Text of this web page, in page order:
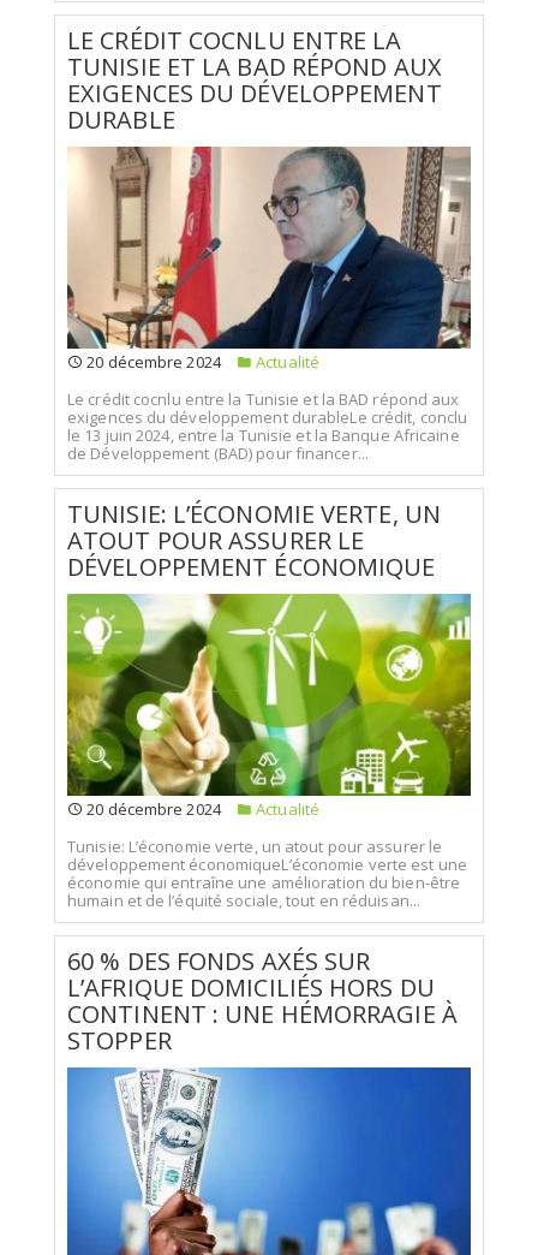
LE CRÉDIT COCNLU ENTRE LA
TUNISIE ET LA BAD RÉPOND AUX
EXIGENCES DU DÉVELOPPEMENT
DURABLE
20 décembre 2024
Actualité
Le crédit cocnlu entre la Tunisie et la BAD répond aux
exigences du développement durableLe crédit, conclu
le 13 juin 2024, entre la Tunisie et la Banque Africaine
de Développement (BAD) pour financer...
TUNISIE: L’ÉCONOMIE VERTE, UN
ATOUT POUR ASSURER LE
DÉVELOPPEMENT ÉCONOMIQUE
20 décembre 2024
Actualité
Tunisie: L’économie verte, un atout pour assurer le
développement économiqueL’économie verte est une
économie qui entraîne une amélioration du bien-être
humain et de l’équité sociale, tout en réduisan...
60 % DES FONDS AXÉS SUR
L’AFRIQUE DOMICILIÉS HORS DU
CONTINENT : UNE HÉMORRAGIE À
STOPPER